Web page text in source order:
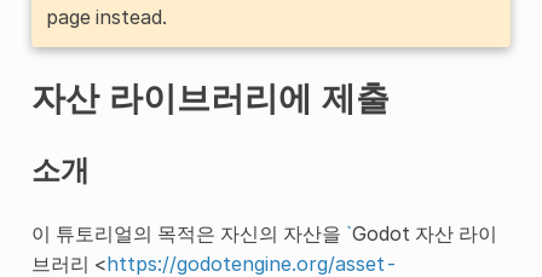
page instead.
자산 라이브러리에 제출
소개
이 튜토리얼의 목적은 자신의 자산을 `Godot 자산 라이
브러리 <https://godotengine.org/asset-